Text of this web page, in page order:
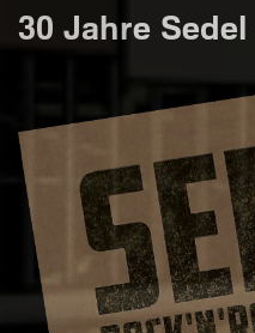
30 Jahre